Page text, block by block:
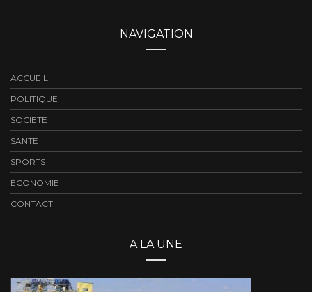
NAVIGATION
ACCUEIL
POLITIQUE
SOCIETE
SANTE
SPORTS
ECONOMIE
CONTACT
A LA UNE